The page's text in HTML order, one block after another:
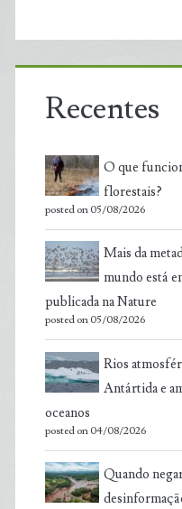
Recentes
O que
florestais?
posted on 05/08/2026
Mais da
mundo está
publicada na Nature
posted on 05/08/2026
Rios
Antártida e
oceanos
posted on 04/08/2026
Quando